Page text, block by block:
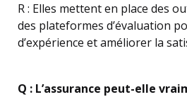
R : Elles mettent en place des
des plateformes d’évaluation
d’expérience et améliorer la
Q : L’assurance peut-elle